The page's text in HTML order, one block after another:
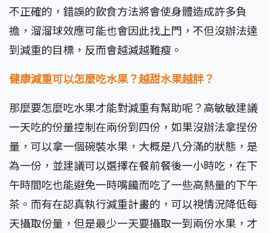
不正確的，錯誤的飲食方法將會使身體造成許多負
擔，溜溜球效應可能也會因此找上門，不但沒辦法達
到減重的目標，反而會越減越難瘦。
健康減重可以怎麼吃水果？越甜水果越胖？
那麼要怎麼吃水果才能對減重有幫助呢？高敏敏建議
一天吃的份量控制在兩份到四份，如果沒辦法拿捏份
量，可以拿一個碗裝水果，大概是八分滿的狀態，是
為一份，並建議可以選擇在餐前餐後一小時吃，在下
午時間吃也能避免一時嘴饞而吃了一些高熱量的下午
茶。而有在認真執行減重計畫的，可以視情況降低每
天攝取份量，但是最少一天要攝取一到兩份水果，才